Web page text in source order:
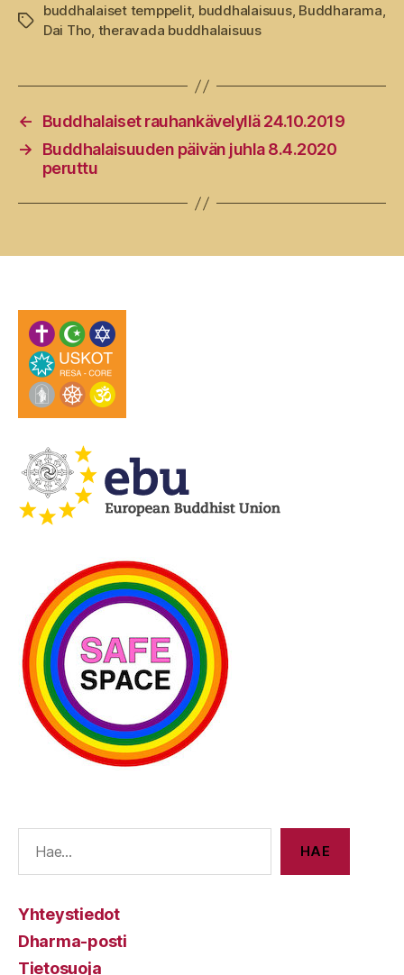
Avainsanat
buddhalaiset temppelit, buddhalaisuus, Buddharama,
Dai Tho, theravada buddhalaisuus
←
Buddhalaiset rauhankävelyllä 24.10.2019
→
Buddhalaisuuden päivän juhla 8.4.2020
peruttu
HAE
Yhteystiedot
Dharma-posti
Tietosuoja